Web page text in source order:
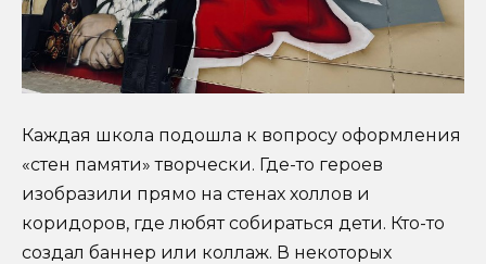
Каждая школа подошла к вопросу оформления
«стен памяти» творчески. Где-то героев
изобразили прямо на стенах холлов и
коридоров, где любят собираться дети. Кто-то
создал баннер или коллаж. В некоторых